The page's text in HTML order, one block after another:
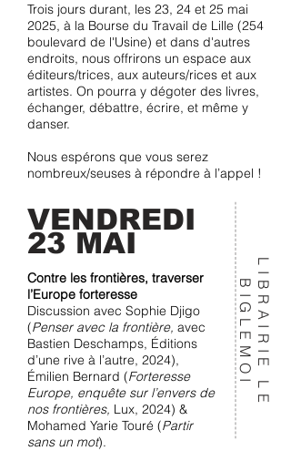
Trois jours durant, les 23, 24 et 25 mai
2025, à la Bourse du Travail de Lille (254
boulevard de l'Usine) et dans d'autres
endroits, nous offrirons un espace aux
éditeurs/trices, aux auteurs/rices et aux
artistes. On pourra y dégoter des livres,
échanger, débattre, écrire, et même y
danser.
Nous espérons que vous serez
nombreux/seuses à répondre à l’appel !
VENDREDI
23 MAI
Contre les frontières, traverser
l’Europe forteresse
Discussion avec Sophie Djigo
(Penser avec la frontière, avec
Bastien Deschamps, Éditions
d’une rive à l’autre, 2024),
Émilien Bernard (Forteresse
Europe, enquête sur l’envers de
nos frontières, Lux, 2024) &
Mohamed Yarie Touré (Partir
sans un mot).
L
I
BR
A
I
R
I
E
L
E
BI
G
L
E
M
O
I